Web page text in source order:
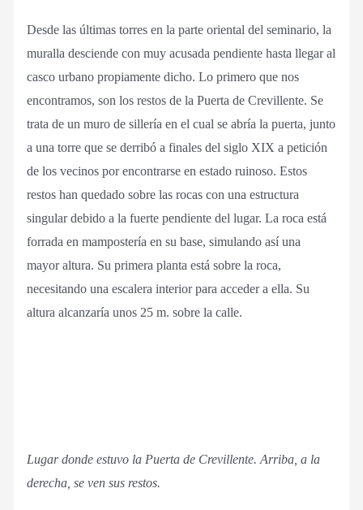
Desde las últimas torres en la parte oriental del seminario, la
muralla desciende con muy acusada pendiente hasta llegar al
casco urbano propiamente dicho. Lo primero que nos
encontramos, son los restos de la Puerta de Crevillente. Se
trata de un muro de sillería en el cual se abría la puerta, junto
a una torre que se derribó a finales del siglo XIX a petición
de los vecinos por encontrarse en estado ruinoso. Estos
restos han quedado sobre las rocas con una estructura
singular debido a la fuerte pendiente del lugar. La roca está
forrada en mampostería en su base, simulando así una
mayor altura. Su primera planta está sobre la roca,
necesitando una escalera interior para acceder a ella. Su
altura alcanzaría unos 25 m. sobre la calle.
Lugar donde estuvo la Puerta de Crevillente. Arriba, a la
derecha, se ven sus restos.